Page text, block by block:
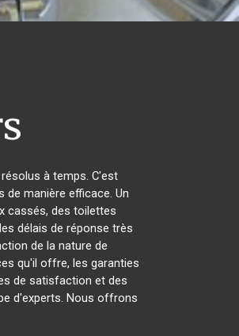
à temps. C'est
manière efficace. Un
cassés, des toilettes
délais de réponse très
de la nature de
qu'il offre, les garanties
de satisfaction et des
d'experts. Nous offrons